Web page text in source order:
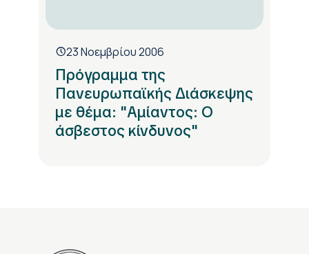
23 Νοεμβρίου 2006
Πρόγραμμα της
Πανευρωπαϊκής Διάσκεψης
με θέμα: "Αμίαντος: Ο
άσβεστος κίνδυνος"